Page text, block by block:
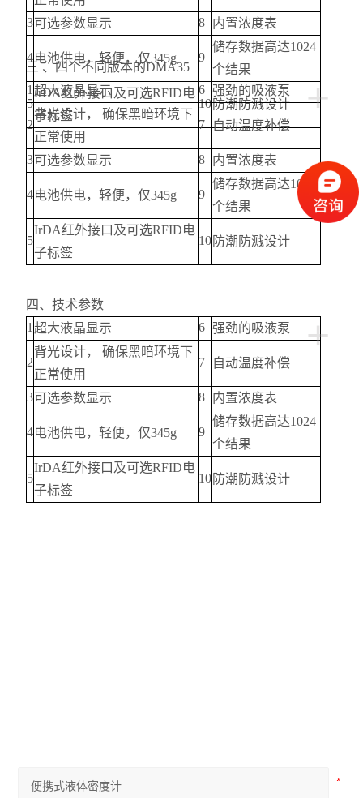
3可选参数显示 8 内置浓度表
4电池供电，轻便，仅345g 9
储存数据高达1024
个结果
5
IrDA红外接口及可选RFID电
子标签
10防潮防溅设计
三 、四个不同版本的DMA35
+
1 超大液晶显示 6 强劲的吸液泵
2
背光设计， 确保黑暗环境下
正常使用
7 自动温度补偿
3可选参数显示 8 内置浓度表
4电池供电，轻便，仅345g 9
储存数据高达1024
个结果
5
IrDA红外接口及可选RFID电
子标签
10 防潮防溅设计
四、技术参数
+
1 超大液晶显示 6 强劲的吸液泵
2
背光设计， 确保黑暗环境下
正常使用
7 自动温度补偿
3可选参数显示 8 内置浓度表
4电池供电，轻便，仅345g 9
储存数据高达1024
个结果
5
IrDA红外接口及可选RFID电
子标签
10 防潮防溅设计